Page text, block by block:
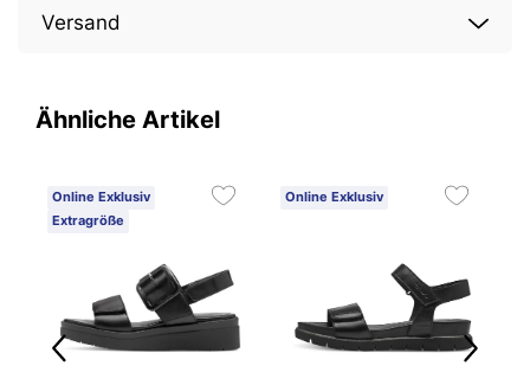
Versand
Ähnliche Artikel
Online Exklusiv
Extragröße
Online Exklusiv